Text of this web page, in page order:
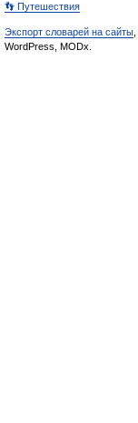
👣 Путешествия
Экспорт словарей на сайты
WordPress, MODx.